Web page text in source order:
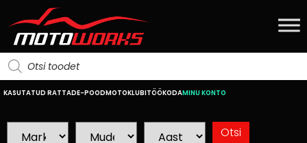
KASUTATUD RATTADE-POODMOTOKLUBITÖÖKODAMINU KONTO